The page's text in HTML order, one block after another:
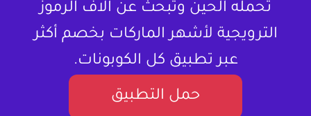
تحمله الحين وتبحث عن آلاف الرموز
الترويجية لأشهر الماركات بخصم أكثر
عبر تطبيق كل الكوبونات.
حمل التطبيق